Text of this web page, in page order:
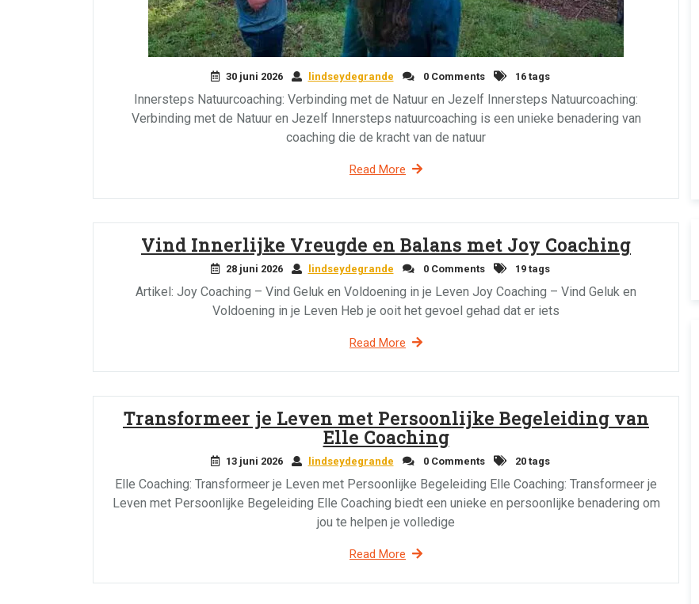
30 juni 2026 lindseydegrande 0 Comments 16 tags
Innersteps Natuurcoaching: Verbinding met de Natuur en Jezelf Innersteps Natuurcoaching:
Verbinding met de Natuur en Jezelf Innersteps natuurcoaching is een unieke benadering van
coaching die de kracht van de natuur
Read More
Vind Innerlijke Vreugde en Balans met Joy Coaching
28 juni 2026 lindseydegrande 0 Comments 19 tags
Artikel: Joy Coaching – Vind Geluk en Voldoening in je Leven Joy Coaching – Vind Geluk en
Voldoening in je Leven Heb je ooit het gevoel gehad dat er iets
Read More
Transformeer je Leven met Persoonlijke Begeleiding van
Elle Coaching
13 juni 2026 lindseydegrande 0 Comments 20 tags
Elle Coaching: Transformeer je Leven met Persoonlijke Begeleiding Elle Coaching: Transformeer je
Leven met Persoonlijke Begeleiding Elle Coaching biedt een unieke en persoonlijke benadering om
jou te helpen je volledige
Read More